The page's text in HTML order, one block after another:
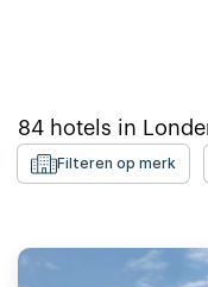
84 hotels in
Filteren op merk